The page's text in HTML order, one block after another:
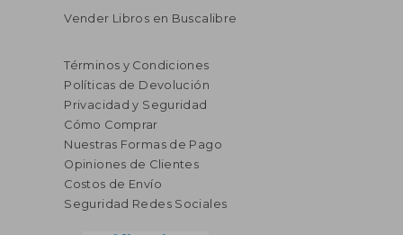
Vender Libros en Buscalibre
Términos y Condiciones
Políticas de Devolución
Privacidad y Seguridad
Cómo Comprar
Nuestras Formas de Pago
Opiniones de Clientes
Costos de Envío
Seguridad Redes Sociales